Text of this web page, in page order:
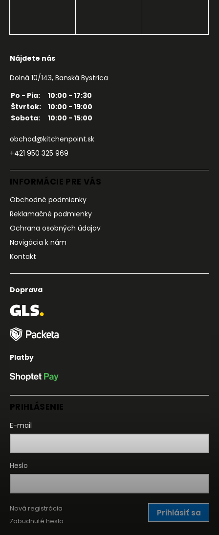
Nájdete nás
Dolná 10/143, Banská Bystrica
Po - Pia:
10:00 - 17:30
Štvrtok:
10:00 - 19:00
Sobota:
10:00 - 15:00
obchod@kitchenpoint.sk
+421 950 325 969
INFORMÁCIE PRE VÁS
Obchodné podmienky
Reklamačné podmienky
Ochrana osobných údajov
Navigácia k nám
Kontakt
Doprava
Platby
PRIHLÁSENIE
E-mail
Heslo
Prihlásiť sa
Nová registrácia
Zabudnuté heslo